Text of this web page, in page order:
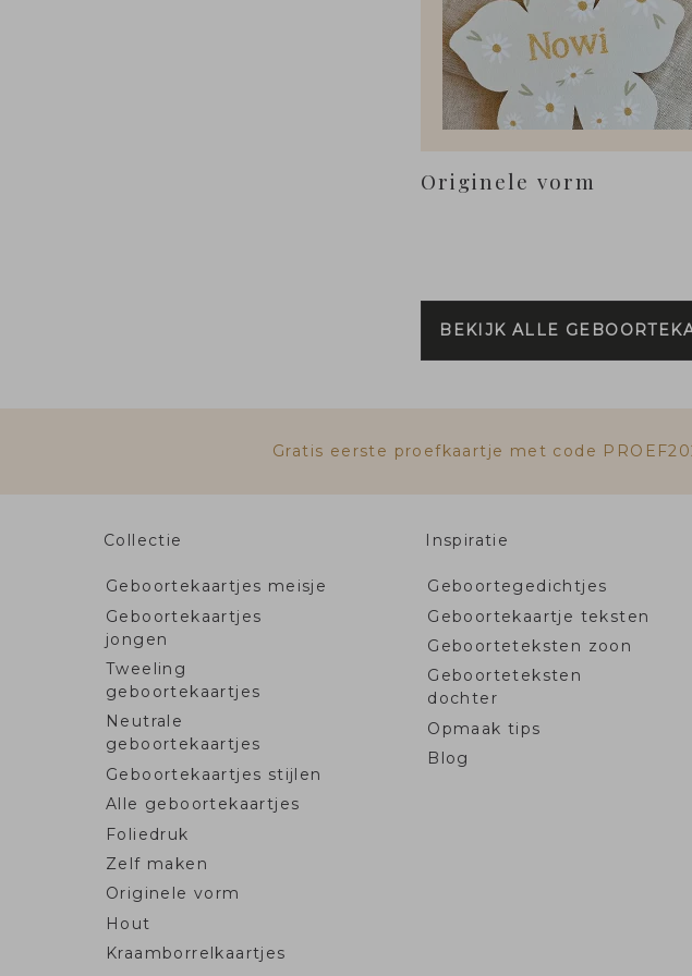
Originele vorm
BEKIJK ALLE
Gratis eerste proefkaartje met code
Collectie
Geboortekaartjes meisje
Geboortekaartjes
jongen
Tweeling
geboortekaartjes
Neutrale
geboortekaartjes
Geboortekaartjes stijlen
Alle geboortekaartjes
Foliedruk
Zelf maken
Originele vorm
Hout
Kraamborrelkaartjes
Inspiratie
Geboortegedichtjes
Geboortekaartje teksten
Geboorteteksten zoon
Geboorteteksten
dochter
Opmaak tips
Blog